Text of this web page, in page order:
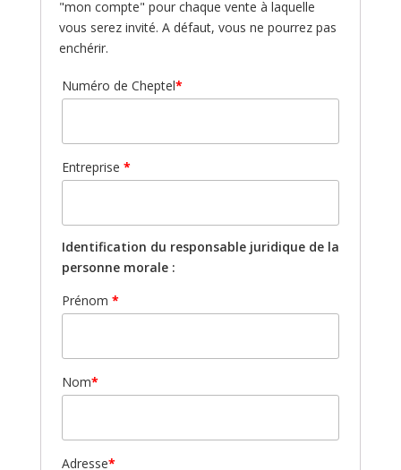
"mon compte" pour chaque vente à laquelle
vous serez invité. A défaut, vous ne pourrez pas
enchérir.
Numéro de Cheptel*
Entreprise *
Identification du responsable juridique de la
personne morale :
Prénom *
Nom*
Adresse*